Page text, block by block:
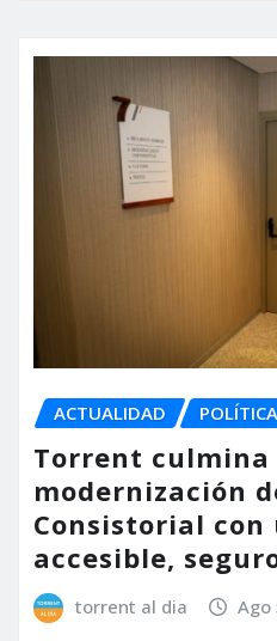
ACTUALIDAD POLÍTICA
Torrent culmina
modernización
Consistorial
accesible,
torrent al dia Ago